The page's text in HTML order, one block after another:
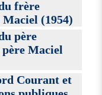
frère
(1954)
père
Maciel
Courant et